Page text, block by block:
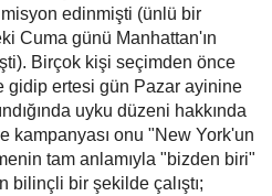
edinmişti (ünlü bir
Cuma günü Manhattan'ın
Birçok kişi seçimden önce
gidip ertesi gün Pazar ayinine
uyku düzeni hakkında
kampanyası onu "New York'un
tam anlamıyla "bizden biri"
bilinçli bir şekilde çalıştı;